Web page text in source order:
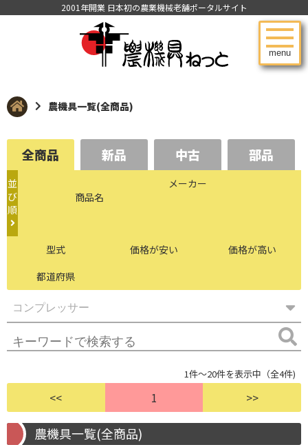
menu
2001年開業 日本初の農業機械老舗ポータルサイト
農機具一覧(全商品)
全商品 新品 中古 部品
並
び
順
商品名
メーカー
型式 価格が安い
価格が高い
都道府県
1件～20件を表示中（全4件)
<< 1 >>
農機具一覧(全商品)